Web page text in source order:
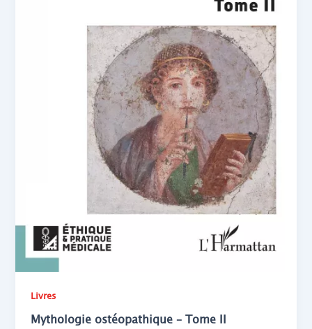
Livres
Mythologie ostéopathique – Tome II